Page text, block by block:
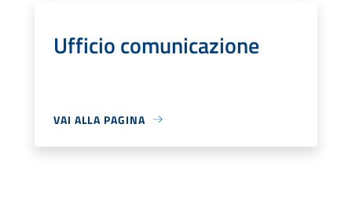
Ufficio comunicazione
VAI ALLA PAGINA